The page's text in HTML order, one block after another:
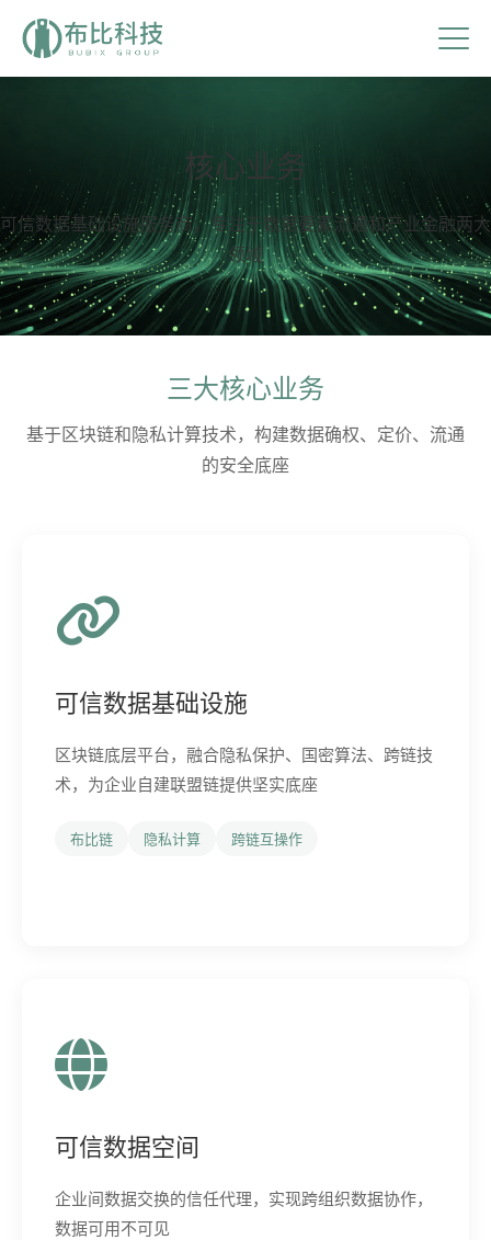
核心业务
可信数据基础设施服务商，专注于数据要素流通和产业金融两大
领域
三大核心业务
基于区块链和隐私计算技术，构建数据确权、定价、流通
的安全底座
可信数据基础设施
区块链底层平台，融合隐私保护、国密算法、跨链技
术，为企业自建联盟链提供坚实底座
布比链 隐私计算 跨链互操作
可信数据空间
企业间数据交换的信任代理，实现跨组织数据协作，
数据可用不可见